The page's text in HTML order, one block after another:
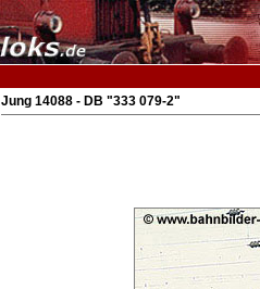
Jung 14088 - DB "333 079-2"